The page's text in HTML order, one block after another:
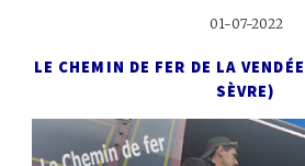
01-07-2022
LE CHEMIN DE FER DE LA VENDÉE
SÈVRE)